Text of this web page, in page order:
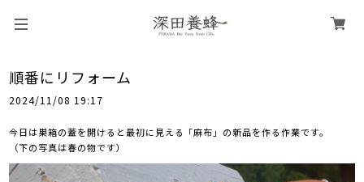
順番にリフォーム
2024/11/08 19:17
今日は巣箱の蓋を開けると最初に見える「麻布」の新品を作る作業です。
（下の写真は春の物です）